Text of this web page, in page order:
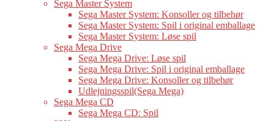
Sega Master System
Sega Master System: Konsoller og tilbehør
Sega Master System: Spil i original emballage
Sega Master System: Løse spil
Sega Mega Drive
Sega Mega Drive: Løse spil
Sega Mega Drive: Spil i original emballage
Sega Mega Drive: Konsoller og tilbehør
Udlejningsspil(Sega Mega)
Sega Mega CD
Sega Mega CD: Spil